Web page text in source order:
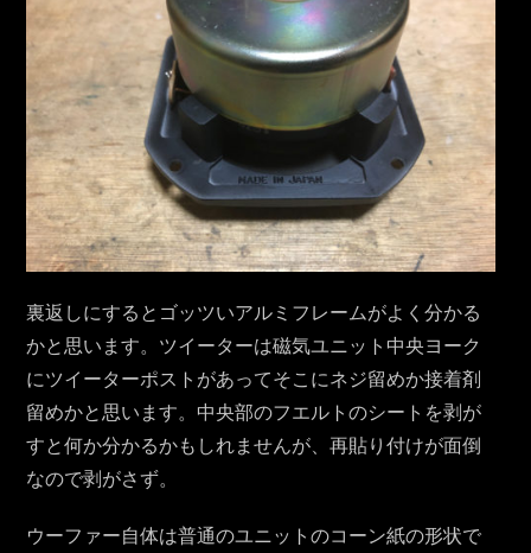
裏返しにするとゴッツいアルミフレームがよく分かる
かと思います。ツイーターは磁気ユニット中央ヨーク
にツイーターポストがあってそこにネジ留めか接着剤
留めかと思います。中央部のフエルトのシートを剥が
すと何か分かるかもしれませんが、再貼り付けが面倒
なので剥がさず。
ウーファー自体は普通のユニットのコーン紙の形状で